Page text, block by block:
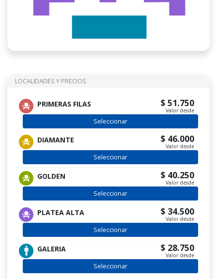
LOCALIDADES Y PRECIOS
PRIMERAS FILAS $ 51.750
Valor desde
Seleccionar
DIAMANTE $ 46.000
Valor desde
Seleccionar
GOLDEN $ 40.250
Valor desde
Seleccionar
PLATEA ALTA $ 34.500
Valor desde
Seleccionar
GALERIA $ 28.750
Valor desde
Seleccionar